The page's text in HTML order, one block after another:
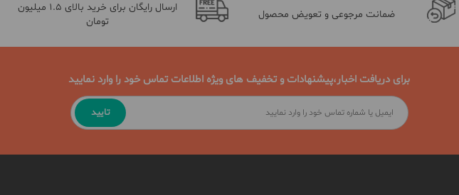
ضمانت مرجوعی و تعویض محصول
ارسال رایگان برای خرید بالای 1.5 میلیون
تومان
برای دریافت اخبار،پیشنهادات و تخفیف های ویژه اطلاعات تماس خود را وارد نمایید
تایید